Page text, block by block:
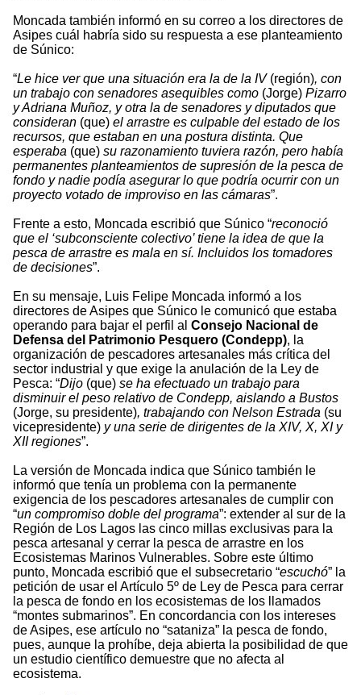
Moncada también informó en su correo a los directores de
Asipes cuál habría sido su respuesta a ese planteamiento
de Súnico:
“Le hice ver que una situación era la de la IV (región), con
un trabajo con senadores asequibles como (Jorge) Pizarro
y Adriana Muñoz, y otra la de senadores y diputados que
consideran (que) el arrastre es culpable del estado de los
recursos, que estaban en una postura distinta. Que
esperaba (que) su razonamiento tuviera razón, pero había
permanentes planteamientos de supresión de la pesca de
fondo y nadie podía asegurar lo que podría ocurrir con un
proyecto votado de improviso en las cámaras”.
Frente a esto, Moncada escribió que Súnico “reconoció
que el ‘subconsciente colectivo’ tiene la idea de que la
pesca de arrastre es mala en sí. Incluidos los tomadores
de decisiones”.
En su mensaje, Luis Felipe Moncada informó a los
directores de Asipes que Súnico le comunicó que estaba
operando para bajar el perfil al Consejo Nacional de
Defensa del Patrimonio Pesquero (Condepp), la
organización de pescadores artesanales más crítica del
sector industrial y que exige la anulación de la Ley de
Pesca: “Dijo (que) se ha efectuado un trabajo para
disminuir el peso relativo de Condepp, aislando a Bustos
(Jorge, su presidente), trabajando con Nelson Estrada (su
vicepresidente) y una serie de dirigentes de la XIV, X, XI y
XII regiones”.
La versión de Moncada indica que Súnico también le
informó que tenía un problema con la permanente
exigencia de los pescadores artesanales de cumplir con
“un compromiso doble del programa”: extender al sur de la
Región de Los Lagos las cinco millas exclusivas para la
pesca artesanal y cerrar la pesca de arrastre en los
Ecosistemas Marinos Vulnerables. Sobre este último
punto, Moncada escribió que el subsecretario “escuchó” la
petición de usar el Artículo 5º de Ley de Pesca para cerrar
la pesca de fondo en los ecosistemas de los llamados
“montes submarinos”. En concordancia con los intereses
de Asipes, ese artículo no “sataniza” la pesca de fondo,
pues, aunque la prohíbe, deja abierta la posibilidad de que
un estudio científico demuestre que no afecta al
ecosistema.